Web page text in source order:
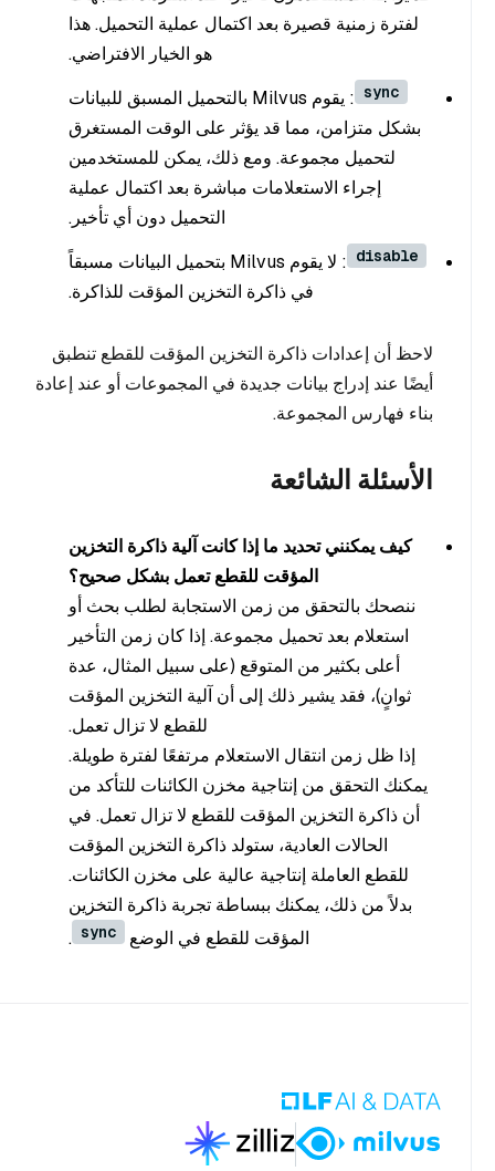
لفترة زمنية قصيرة بعد اكتمال عملية التحميل. هذا
هو الخيار الافتراضي.
sync
: يقوم Milvus بالتحميل المسبق للبيانات
بشكل متزامن، مما قد يؤثر على الوقت المستغرق
لتحميل مجموعة. ومع ذلك، يمكن للمستخدمين
إجراء الاستعلامات مباشرة بعد اكتمال عملية
التحميل دون أي تأخير.
disable
: لا يقوم Milvus بتحميل البيانات مسبقاً
في ذاكرة التخزين المؤقت للذاكرة.
لاحظ أن إعدادات ذاكرة التخزين المؤقت للقطع تنطبق
أيضًا عند إدراج بيانات جديدة في المجموعات أو عند إعادة
بناء فهارس المجموعة.
الأسئلة الشائعة
كيف يمكنني تحديد ما إذا كانت آلية ذاكرة التخزين
المؤقت للقطع تعمل بشكل صحيح؟
ننصحك بالتحقق من زمن الاستجابة لطلب بحث أو
استعلام بعد تحميل مجموعة. إذا كان زمن التأخير
أعلى بكثير من المتوقع (على سبيل المثال، عدة
ثوانٍ)، فقد يشير ذلك إلى أن آلية التخزين المؤقت
للقطع لا تزال تعمل.
إذا ظل زمن انتقال الاستعلام مرتفعًا لفترة طويلة.
يمكنك التحقق من إنتاجية مخزن الكائنات للتأكد من
أن ذاكرة التخزين المؤقت للقطع لا تزال تعمل. في
الحالات العادية، ستولد ذاكرة التخزين المؤقت
للقطع العاملة إنتاجية عالية على مخزن الكائنات.
بدلاً من ذلك، يمكنك ببساطة تجربة ذاكرة التخزين
المؤقت للقطع في الوضع
sync
.